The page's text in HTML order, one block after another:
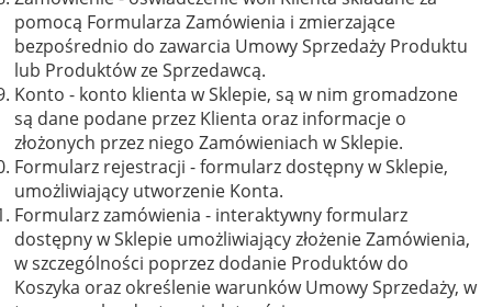
pomocą Formularza Zamówienia i zmierzające
bezpośrednio do zawarcia Umowy Sprzedaży Produktu
lub Produktów ze Sprzedawcą.
Konto - konto klienta w Sklepie, są w nim gromadzone
są dane podane przez Klienta oraz informacje o
złożonych przez niego Zamówieniach w Sklepie.
Formularz rejestracji - formularz dostępny w Sklepie,
umożliwiający utworzenie Konta.
Formularz zamówienia - interaktywny formularz
dostępny w Sklepie umożliwiający złożenie Zamówienia,
w szczególności poprzez dodanie Produktów do
Koszyka oraz określenie warunków Umowy Sprzedaży, w